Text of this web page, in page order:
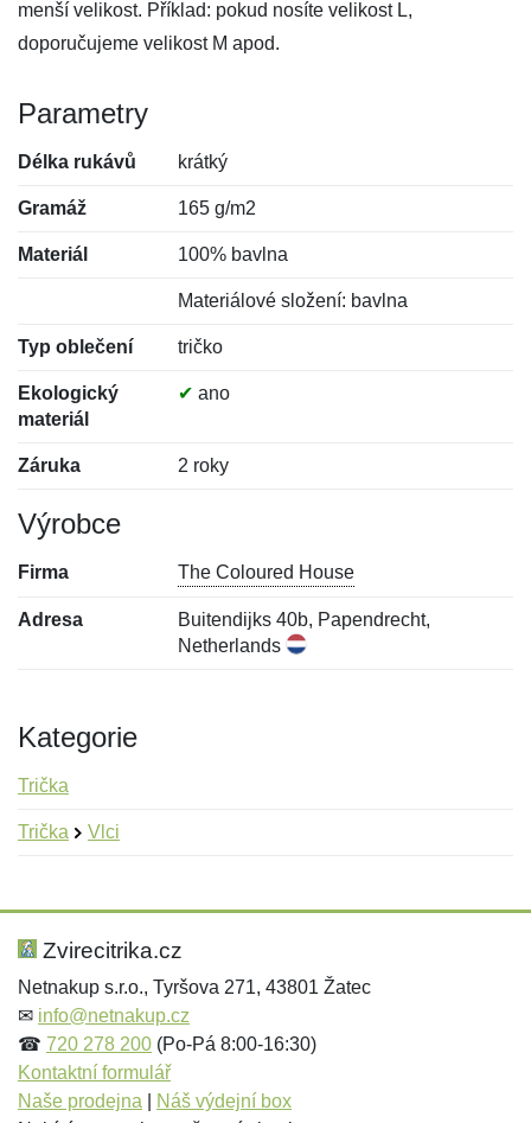
menší velikost. Příklad: pokud nosíte velikost L,
doporučujeme velikost M apod.
Parametry
Délka rukávů krátký
Gramáž 165 g/m2
Materiál 100% bavlna
Materiálové složení: bavlna
Typ oblečení tričko
Ekologický
materiál
✔ ano
Záruka 2 roky
Výrobce
Firma The Coloured House
Adresa
Buitendijks 40b, Papendrecht,
Netherlands
Kategorie
Trička
Trička Vlci
Hodnocení:
Jméno: *
Jméno:
E-mail:*
Zvirecitrika.cz
Netnakup s.r.o., Tyršova 271, 43801 Žatec
✉ info@netnakup.cz
☎ 720 278 200 (Po-Pá 8:00-16:30)
Kontaktní formulář
Naše prodejna
Náš výdejní box